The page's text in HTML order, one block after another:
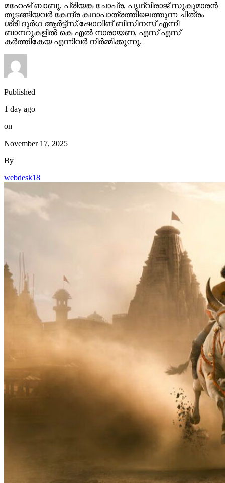
മഹേഷ് ബാബു, പ്രിയങ്ക ചോപ്ര, പൃഥ്വിരാജ് സുകുമാരൻ
തുടങ്ങിയവർ കേന്ദ്ര കഥാപാത്രത്തിലെത്തുന്ന ചിത്രം
ശ്രീ ദുർഗ ആർട്ട്സ്,ഷോവിങ് ബിസിനസ് എന്നീ
ബാനറുകളിൽ കെ എൽ നാരായണ, എസ് എസ്
കർത്തികേയ എന്നിവർ നിർമ്മിക്കുന്നു.
Published
1 day ago
on
November 17, 2025
By
webdesk18